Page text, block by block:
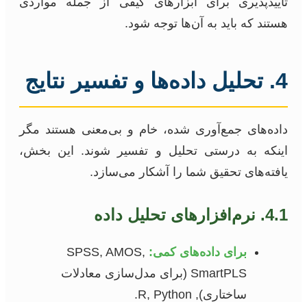
هستند که باید به آن‌ها توجه شود.
4. تحلیل داده‌ها و تفسیر نتایج
داده‌های جمع‌آوری شده، خام و بی‌معنی هستند مگر
اینکه به درستی تحلیل و تفسیر شوند. این بخش،
یافته‌های تحقیق شما را آشکار می‌سازد.
4.1. نرم‌افزارهای تحلیل داده
برای داده‌های کمی: SPSS, AMOS,
SmartPLS (برای مدل‌سازی معادلات
ساختاری), R, Python.